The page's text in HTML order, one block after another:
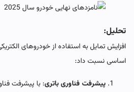
تحلیل:
افزایش تمایل به استفاده از خودروهای
اساسی نسبت داد:
پیشرفت فناوری باتری: با پیشرفت